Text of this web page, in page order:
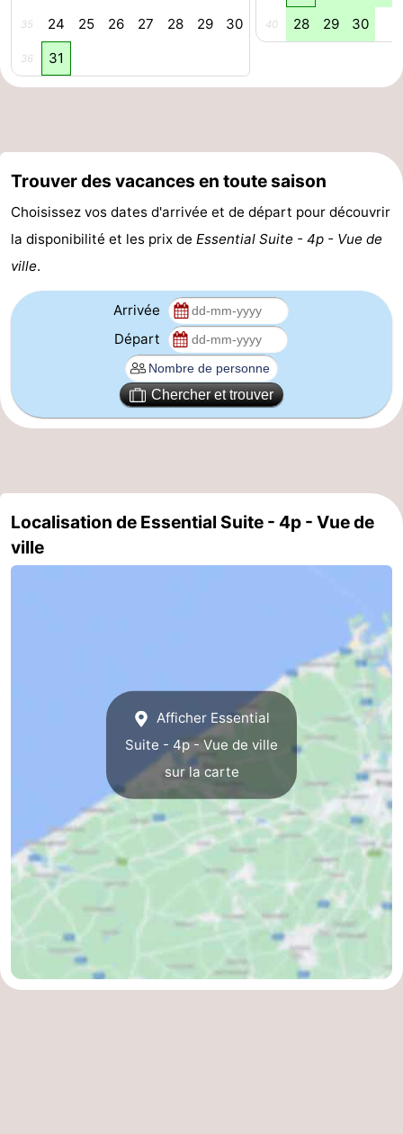
golf
être
villes
Sports
-
Faire
du
vélo
-
Randonnée
-
Terrains
de
golf
-
Surfen
-
Equitation
Boire
manger
Pratiques
-
Stationnement
-
Cadzand
Nature
Flandre-
35 24 25 26 27 28 29 30
36 31
40 28 29 30
Trouver des vacances en toute saison
Choisissez vos dates d'arrivée et de départ pour découvrir
la disponibilité et les prix de Essential Suite - 4p - Vue de
ville.
Arrivée
Départ
Chercher et trouver
Localisation de Essential Suite - 4p - Vue de
ville
Afficher Essential
Suite - 4p - Vue de ville
sur la carte